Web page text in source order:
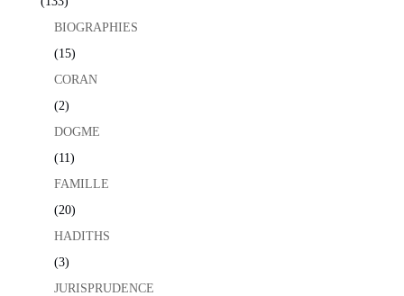
BIOGRAPHIES
(15)
CORAN
(2)
DOGME
(11)
FAMILLE
(20)
HADITHS
(3)
JURISPRUDENCE